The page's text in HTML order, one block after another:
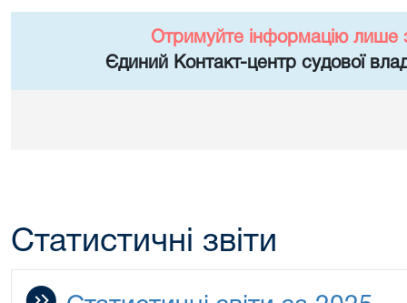
Отримуйте інформацію лише
Єдиний Контакт-центр судової
Статистичні звіти